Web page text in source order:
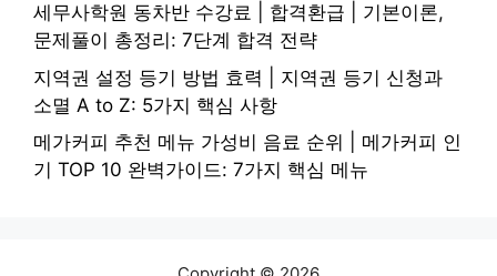
세무사학원 동차반 수강료 | 합격환급 | 기본이론,
문제풀이 총정리: 7단계 합격 전략
지역권 설정 등기 방법 효력 | 지역권 등기 신청과
소멸 A to Z: 5가지 핵심 사항
메가커피 추천 메뉴 가성비 음료 순위 | 메가커피 인
기 TOP 10 완벽가이드: 7가지 핵심 메뉴